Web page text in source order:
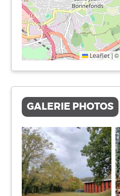
Leaflet |©
GALERIE PHOTOS